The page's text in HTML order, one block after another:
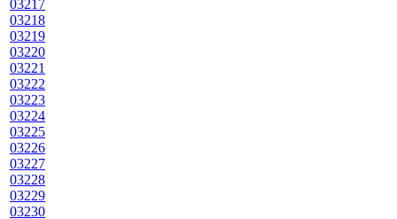
03217
03218
03219
03220
03221
03222
03223
03224
03225
03226
03227
03228
03229
03230